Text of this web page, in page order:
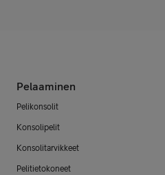
Pelaaminen
Pelikonsolit
Konsolipelit
Konsolitarvikkeet
Pelitietokoneet